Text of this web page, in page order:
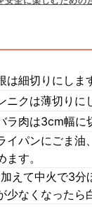
は細切りにしま
ニクは薄切りに
ラ肉は3cm幅に
イパンにごま油
ます。
加えて中火で3
少なくなったら